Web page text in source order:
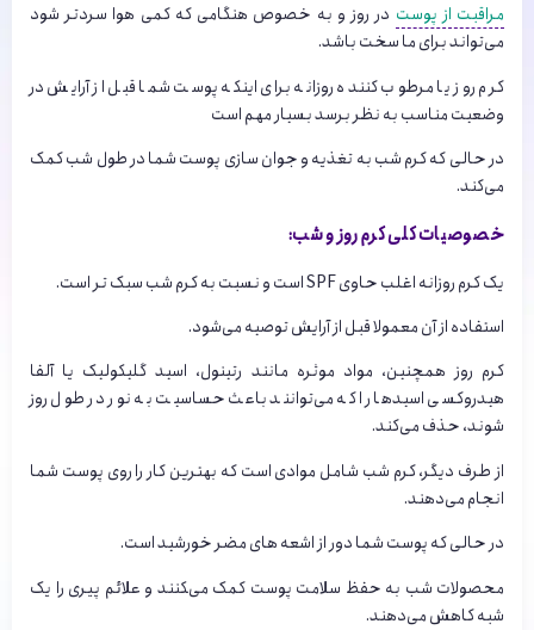
مراقبت از پوست در روز و به خصوص هنگامی که کمی هوا سردتر شود
می‌تواند برای ما سخت باشد.
کرم روز یا مرطوب کننده روزانه برای اینکه پوست شما قبل از آرایش در
وضعیت مناسب به نظر برسد بسیار مهم است
در حالی که کرم شب به تغذیه و جوان سازی پوست شما در طول شب کمک
می‌کند.
خصوصیات کلی کرم روز و شب:
یک کرم روزانه اغلب حاوی SPF است و نسبت به کرم شب سبک تر است.
استفاده از آن معمولا قبل از آرایش توصیه می‌شود.
کرم روز همچنین، مواد موثره مانند رتینول، اسید گلیکولیک یا آلفا
هیدروکسی اسیدها را که می‌توانند باعث حساسیت به نور در طول روز
شوند، حذف می‌کند.
از طرف دیگر، کرم شب شامل موادی است که بهترین کار را روی پوست شما
انجام می‌دهند.
در حالی که پوست شما دور از اشعه های مضر خورشید است.
محصولات شب به حفظ سلامت پوست کمک می‌‍کنند و علائم پیری را یک
شبه کاهش می‌دهند.